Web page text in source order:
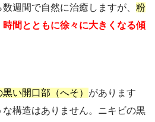
週間で自然に治癒しますが、 粉
時間とともに徐々に大きくなる傾
い開口部（へそ） があります
構造はありません。ニキビの黒